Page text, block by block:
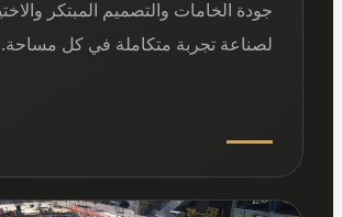
جودة الخامات والتصميم المبتكر والاختيارات
لصناعة تجربة متكاملة في كل مساحة.